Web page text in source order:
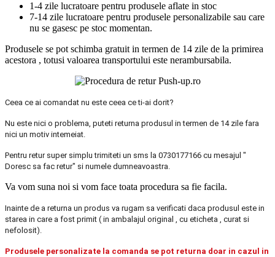
1-4 zile lucratoare pentru produsele aflate in stoc
7-14 zile lucratoare pentru produsele personalizabile sau care
nu se gasesc pe stoc momentan.
Produsele se pot schimba gratuit in termen de 14 zile de la primirea
acestora , totusi valoarea transportului este nerambursabila.
Ceea ce ai comandat nu este ceea ce ti-ai dorit?
Nu este nici o problema, puteti returna produsul in termen de 14 zile fara
nici un motiv intemeiat.
Pentru retur super simplu trimiteti un sms la 0730177166 cu mesajul "
Doresc sa fac retur" si numele dumneavoastra.
Va vom suna noi si vom face toata procedura sa fie facila.
Inainte de a returna un produs va rugam sa verificati daca produsul este in
starea in care a fost primit ( in ambalajul original , cu eticheta , curat si
nefolosit).
Produsele personalizate la comanda se pot returna doar in cazul in